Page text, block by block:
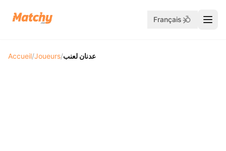
Français
Accueil/Joueurs/عدنان لعنب